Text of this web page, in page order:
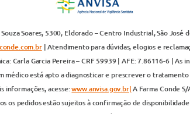
Soares, 5300, Eldorado – Centro Industrial, São
| Atendimento para dúvidas, elogios e
Carla Garcia Pereira – CRF 59939 | AFE: 7.86116-6 |
está apto a diagnosticar e prescrever o
informações, acesse:www.anvisa.gov.br|A Farma Conde
os pedidos estão sujeitos à confirmação de